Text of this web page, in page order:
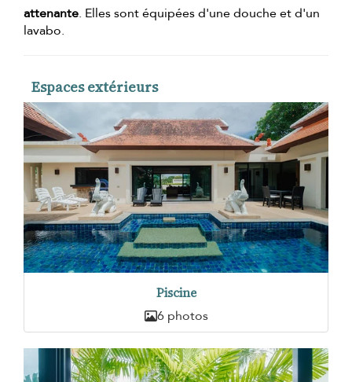
attenante. Elles sont équipées d'une douche et d'un
lavabo.
Espaces extérieurs
Piscine
6 photos